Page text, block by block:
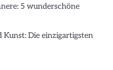
5 wunderschöne
Die einzigartigsten